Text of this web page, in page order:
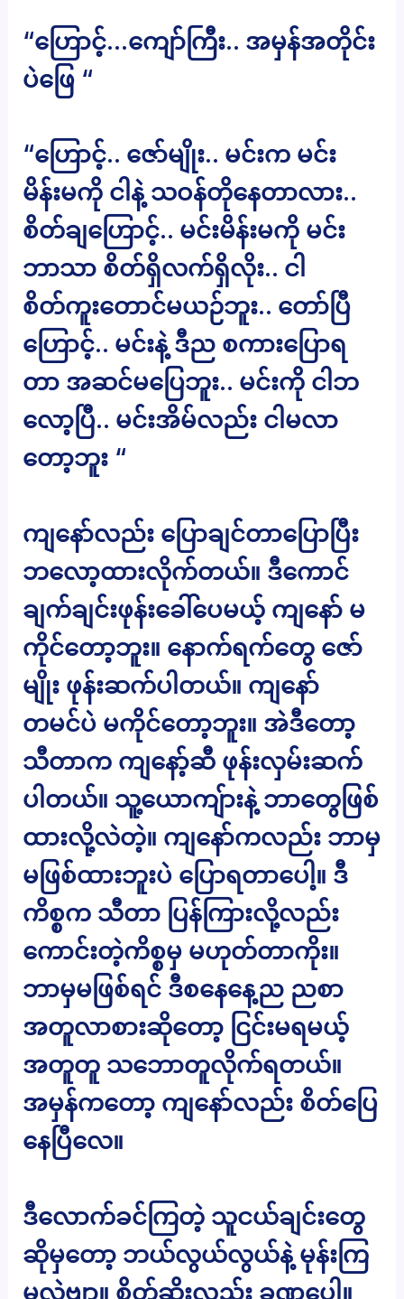
“ဟြောင့်…ကျော်ကြီး.. အမှန်အတိုင်း
ပဲဖြေ “
“ဟြောင့်.. ဇော်မျိုး.. မင်းက မင်း
မိန်းမကို ငါနဲ့ သဝန်တိုနေတာလား..
စိတ်ချဟြောင့်.. မင်းမိန်းမကို မင်း
ဘာသာ စိတ်ရှိလက်ရှိလိုး.. ငါ
စိတ်ကူးတောင်မယဉ်ဘူး.. တော်ပြီ
ဟြောင့်.. မင်းနဲ့ ဒီည စကားပြောရ
တာ အဆင်မပြေဘူး.. မင်းကို ငါဘ
လော့ပြီ.. မင်းအိမ်လည်း ငါမလာ
တော့ဘူး “
ကျနော်လည်း ပြောချင်တာပြောပြီး
ဘလော့ထားလိုက်တယ်။ ဒီကောင်
ချက်ချင်းဖုန်းခေါ်ပေမယ့် ကျနော် မ
ကိုင်တော့ဘူး။ နောက်ရက်တွေ ဇော်
မျိုး ဖုန်းဆက်ပါတယ်။ ကျနော်
တမင်ပဲ မကိုင်တော့ဘူး။ အဲဒီတော့
သီတာက ကျနော့်ဆီ ဖုန်းလှမ်းဆက်
ပါတယ်။ သူ့ယောကျ်ားနဲ့ ဘာတွေဖြစ်
ထားလို့လဲတဲ့။ ကျနော်ကလည်း ဘာမှ
မဖြစ်ထားဘူးပဲ ပြောရတာပေါ့။ ဒီ
ကိစ္စက သီတာ ပြန်ကြားလို့လည်း
ကောင်းတဲ့ကိစ္စမှ မဟုတ်တာကိုး။
ဘာမှမဖြစ်ရင် ဒီစနေနေ့ည ညစာ
အတူလာစားဆိုတော့ ငြင်းမရမယ့်
အတူတူ သဘောတူလိုက်ရတယ်။
အမှန်ကတော့ ကျနော်လည်း စိတ်ပြေ
နေပြီလေ။
ဒီလောက်ခင်ကြတဲ့ သူငယ်ချင်းတွေ
ဆိုမှတော့ ဘယ်လွယ်လွယ်နဲ့ မုန်းကြ
မလဲဗျာ။ စိတ်ဆိုးလည်း ခဏပေါ့။